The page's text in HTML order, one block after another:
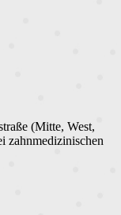
(Mitte, West,
zahnmedizinischen